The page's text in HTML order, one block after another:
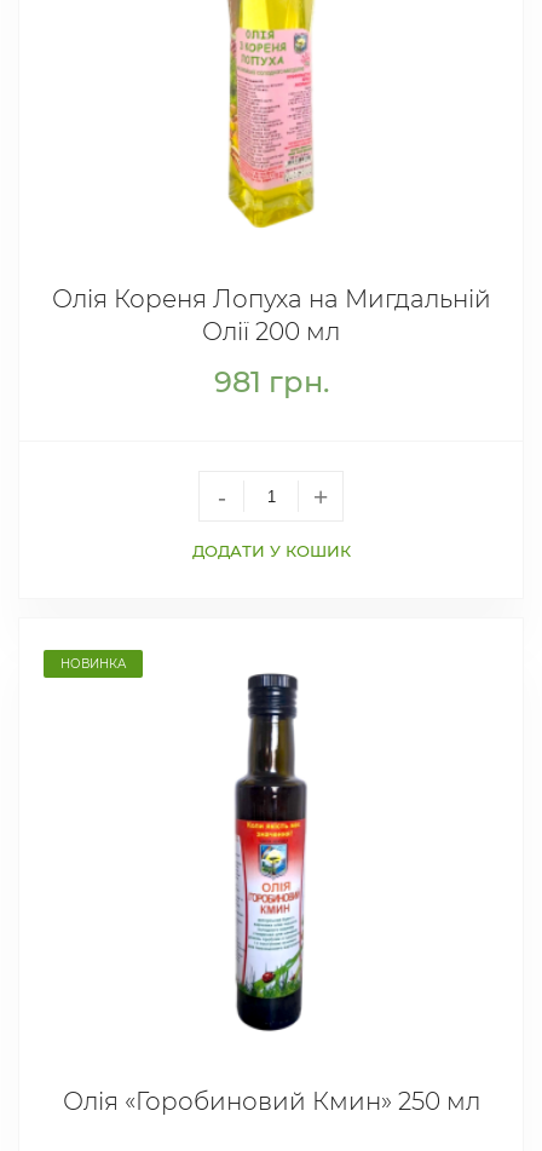
Олія Кореня Лопуха на Мигдальній
Олії 200 мл
981 грн.
- +
ДОДАТИ У КОШИК
НОВИНКА
Олія «Горобиновий Кмин» 250 мл